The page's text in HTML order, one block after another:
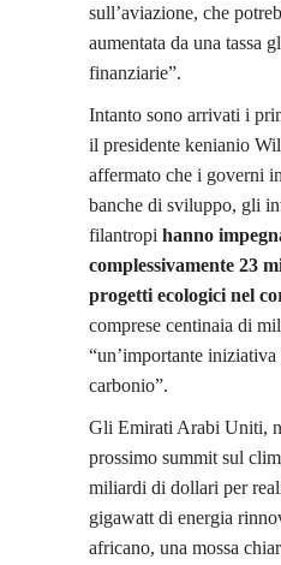
sull’aviazione, che
aumentata da una tassa
finanziarie”.
Intanto sono arrivati i
il presidente kenianio
affermato che i governi
banche di sviluppo, gli
filantropi hanno
complessivamente 23
progetti ecologici nel
comprese centinaia di
“un’importante
carbonio”.
Gli Emirati Arabi Uniti,
prossimo summit sul
miliardi di dollari per
gigawatt di energia
africano, una mossa